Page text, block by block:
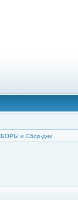
и Сбор-дни